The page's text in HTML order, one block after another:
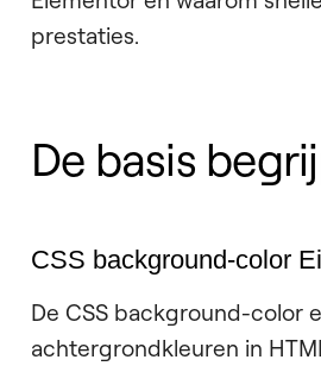
prestaties.
De basis
CSS background-color
De CSS background-color
achtergrondkleuren in